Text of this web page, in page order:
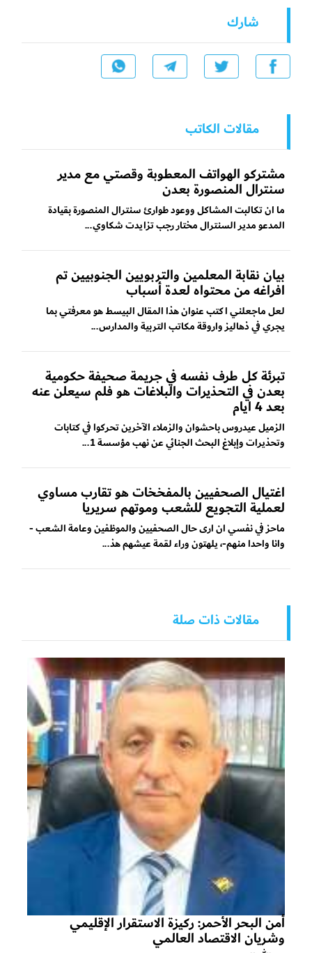
شارك
مقالات الكاتب
مشتركو الهواتف المعطوبة وقصتي مع مدير
سنترال المنصورة بعدن
ما ان تكالبت المشاكل ووعود طوارئ سنترال المنصورة بقيادة
المدعو مدير السنترال مختار رجب تزايدت شكاوي...
بيان نقابة المعلمين والتربويين الجنوبيين تم
افراغه من محتواه لعدة أسباب
لعل ماجعلني اكتب عنوان هذا المقال البيسط هو معرفتي بما
يجري في ذهاليز واروقة مكاتب التربية والمدارس...
تبرئة كل طرف نفسه في جريمة صحيفة حكومية
بعدن في التحذيرات والبلاغات هو فلم سيعلن عنه
بعد 4 ايام
الزميل عيدروس باحشوان والزملاء الآخرين تحركوا في كتابات
وتحذيرات وإبلاغ البحث الجنائي عن نهب مؤسسة 1...
اغتيال الصحفيين بالمفخخات هو تقارب مساوي
لعملية التجويع للشعب وموتهم سريريا
ماحز في نفسي ان ارى حال الصحفيين والموظفين وعامة الشعب -
وانا واحدا منهم-، يلهتون وراء لقمة عيشهم هذ...
مقالات ذات صلة
أمن البحر الأحمر: ركيزة الاستقرار الإقليمي
وشريان الاقتصاد العالمي